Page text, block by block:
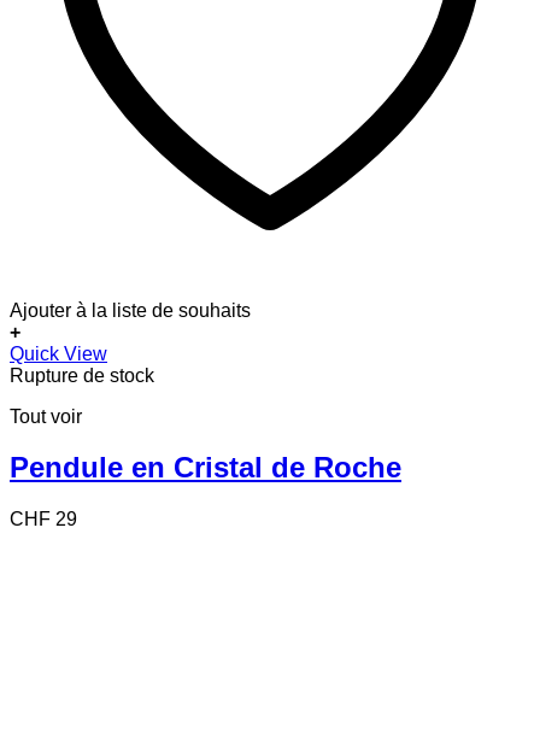
Ajouter à la liste de souhaits
+
Quick View
Rupture de stock
Tout voir
Pendule en Cristal de Roche
CHF 29